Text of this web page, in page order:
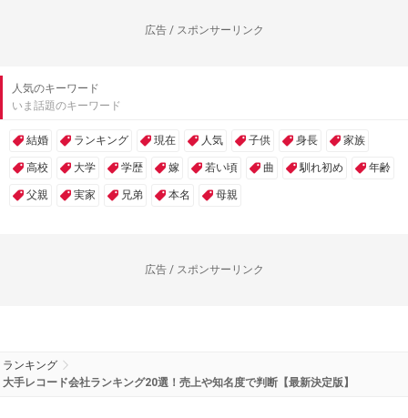
広告 / スポンサーリンク
人気のキーワード
いま話題のキーワード
結婚 ランキング 現在 人気 子供 身長 家族
高校 大学 学歴 嫁 若い頃 曲 馴れ初め 年齢
父親 実家 兄弟 本名 母親
広告 / スポンサーリンク
ランキング
大手レコード会社ランキング20選！売上や知名度で判断【最新決定版】